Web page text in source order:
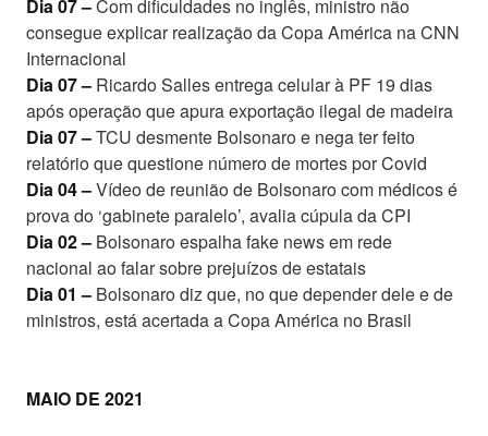
Dia 07 –Com dificuldades no inglês, ministro não
consegue explicar realização da Copa América na CNN
Internacional
Dia 07 – Ricardo Salles entrega celular à PF 19 dias
após operação que apura exportação ilegal de madeira
Dia 07 –TCU desmente Bolsonaro e nega ter feito
relatório que questione número de mortes por Covid
Dia 04 –Vídeo de reunião de Bolsonaro com médicos é
prova do ‘gabinete paralelo’, avalia cúpula da CPI
Dia 02 – Bolsonaro espalha fake news em rede
nacional ao falar sobre prejuízos de estatais
Dia 01 – Bolsonaro diz que, no que depender dele e de
ministros, está acertada a Copa América no Brasil
MAIO DE 2021